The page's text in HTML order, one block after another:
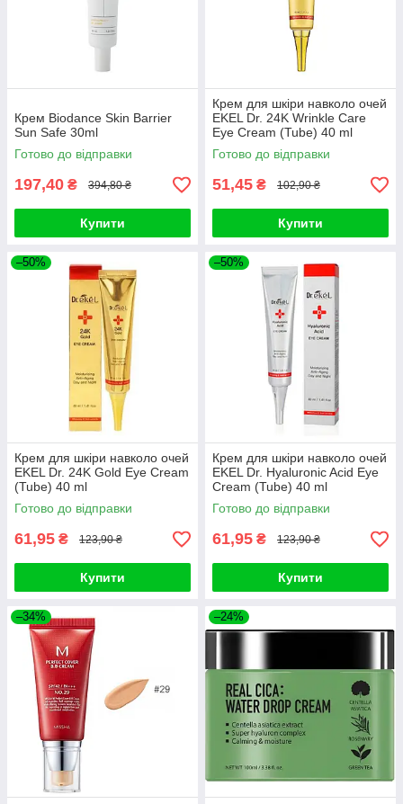
Крем Biodance Skin Barrier
Sun Safe 30ml
Готово до відправки
197,40 ₴ 394,80 ₴
Купити
Крем для шкіри навколо очей
EKEL Dr. 24K Wrinkle Care
Eye Cream (Tube) 40 ml
Готово до відправки
51,45 ₴ 102,90 ₴
Купити
–50%
Крем для шкіри навколо очей
EKEL Dr. 24K Gold Eye Cream
(Tube) 40 ml
Готово до відправки
61,95 ₴ 123,90 ₴
Купити
–50%
Крем для шкіри навколо очей
EKEL Dr. Hyaluronic Acid Eye
Cream (Tube) 40 ml
Готово до відправки
61,95 ₴ 123,90 ₴
Купити
–34% –24%